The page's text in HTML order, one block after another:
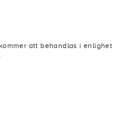
att behandlas i enlighet